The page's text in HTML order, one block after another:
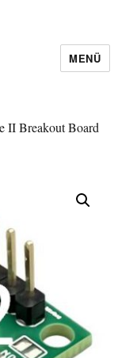
MENÜ
II Breakout Board